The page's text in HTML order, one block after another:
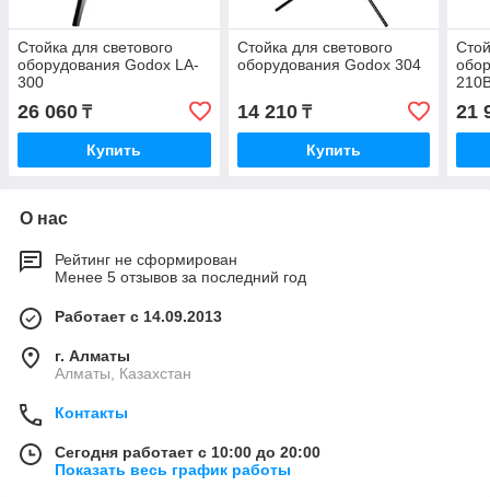
Стойка для светового
оборудования Godox LA-
300
26 060 ₸
Купить
Стойка для светового
оборудования Godox 304
14 210₸
Купить
21
О нас
Рейтинг не сформирован
Менее 5 отзывов за последний год
Работает с 14.09.2013
г. Алматы
Алматы, Казахстан
Контакты
Сегодня работает с 10:00 до 20:00
Показать весь график работы